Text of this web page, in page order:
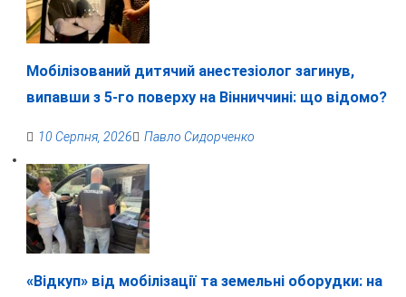
Мобілізований дитячий анестезіолог загинув,
випавши з 5-го поверху на Вінниччині: що відомо?
10 Серпня, 2026 Павло Сидорченко
«Відкуп» від мобілізації та земельні оборудки: на